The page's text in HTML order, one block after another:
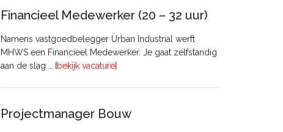
Financieel Medewerker (20 – 32 uur)
Namens vastgoedbelegger Urban Industrial werft
MHWS een Financieel Medewerker. Je gaat zelfstandig
aan de slag …
[bekijk vacature]
32
Projectmanager Bouw